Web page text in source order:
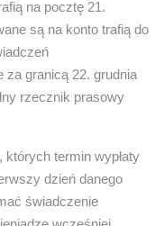
na pocztę 21.
są na konto trafią do
za granicą 22. grudnia
rzecznik prasowy
termin wypłaty
dzień danego
świadczenie